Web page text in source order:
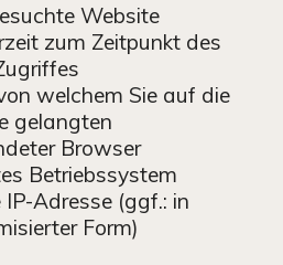
Website
zum Zeitpunkt des
welchem Sie auf die
gelangten
Browser
Betriebssystem
Adresse (ggf.: in
Form)